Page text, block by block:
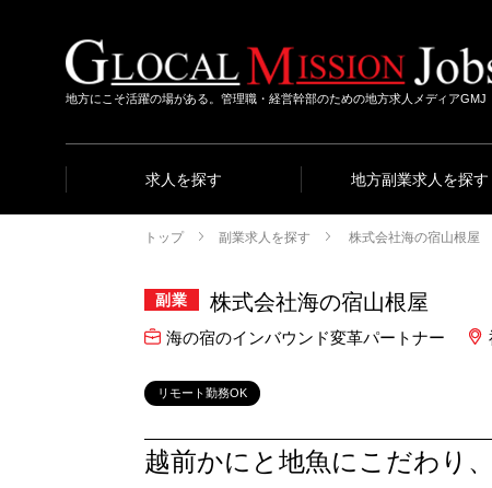
地方にこそ活躍の場がある。管理職・経営幹部のための地方求人メディアGMJ
求人を探す 地方副業求人を探す
トップ 副業求人を探す 株式会社海の宿山根屋
副業 株式会社海の宿山根屋
海の宿のインバウンド変革パートナー
リモート勤務OK
越前かにと地魚にこだわり